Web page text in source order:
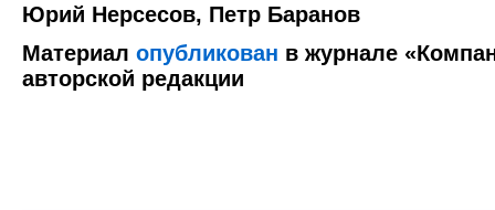
Юрий Нерсесов, Петр Баранов
Материал опубликован в журнале
авторской редакции